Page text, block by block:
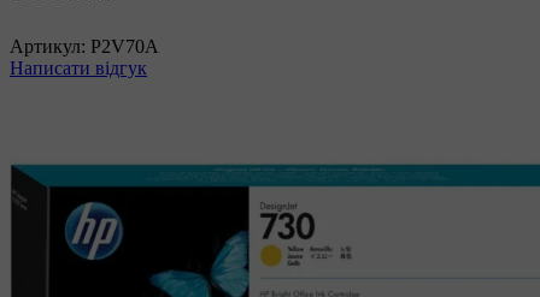
Артикул: P2V70A
Написати відгук